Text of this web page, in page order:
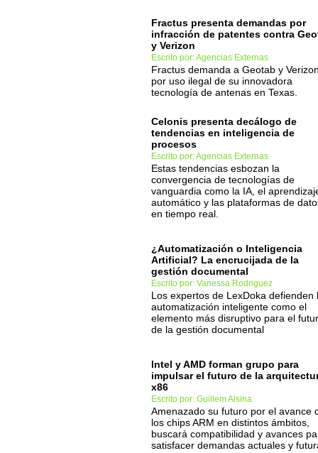
Fractus presenta demandas por
infracción de patentes contra
y Verizon
Escrito por: Agencias Externas
Fractus demanda a Geotab y
por uso ilegal de su innovadora
tecnología de antenas en Texas.
Celonis presenta decálogo de
tendencias en inteligencia de
procesos
Escrito por: Agencias Externas
Estas tendencias esbozan la
convergencia de tecnologías de
vanguardia como la IA, el
automático y las plataformas de
en tiempo real.
¿Automatización o Inteligencia
Artificial? La encrucijada de la
gestión documental
Escrito por: Vanessa Rodriguez
Los expertos de LexDoka defienden
automatización inteligente como el
elemento más disruptivo para el
de la gestión documental
Intel y AMD forman grupo para
impulsar el futuro de la
x86
Escrito por: Guillem Alsina
Amenazado su futuro por el avance
los chips ARM en distintos ámbitos,
buscará compatibilidad y avances
satisfacer demandas actuales y